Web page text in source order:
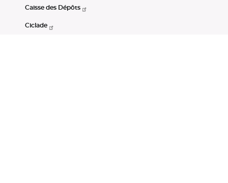
Caisse des Dépôts
Ciclade